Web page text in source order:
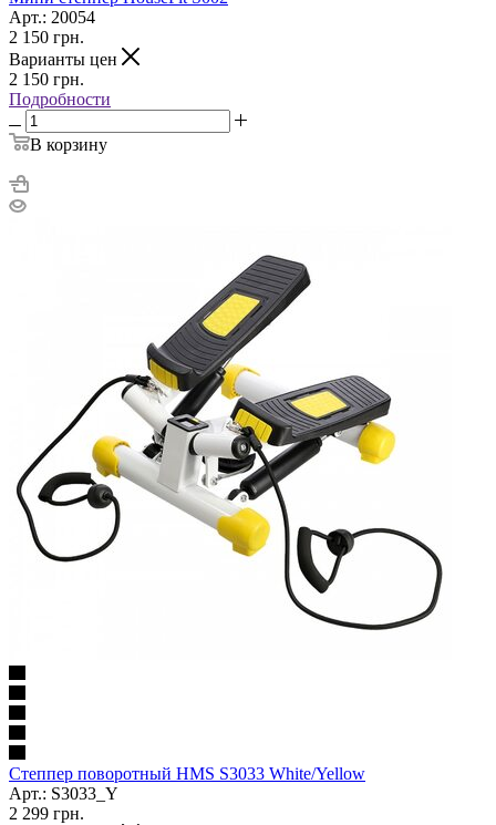
Арт.: 20054
2 150 грн.
Варианты цен
2 150 грн.
Подробности
В корзину
Степпер поворотный HMS S3033 White/Yellow
Арт.: S3033_Y
2 299 грн.